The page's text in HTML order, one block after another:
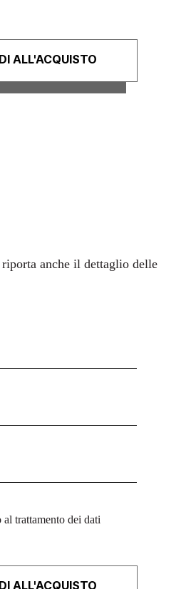
anche il dettaglio delle
al trattamento dei dati